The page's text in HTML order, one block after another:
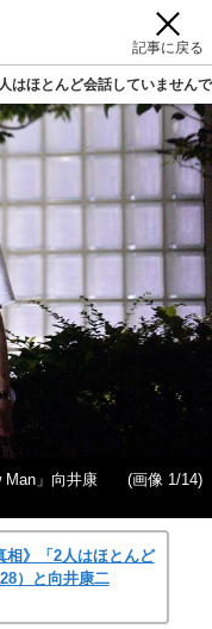
記事に戻る
はほとんど会話していません
Man」向井康
(画像 1/14)
相》「2人はほとんど
）と向井康二